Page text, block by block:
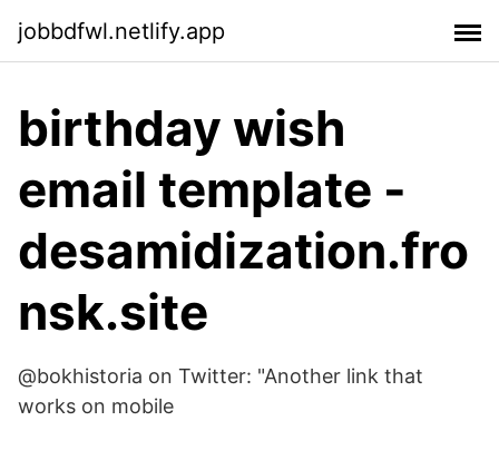
jobbdfwl.netlify.app
birthday wish
email template -
desamidization.fro
nsk.site
@bokhistoria on Twitter: "Another link that
works on mobile